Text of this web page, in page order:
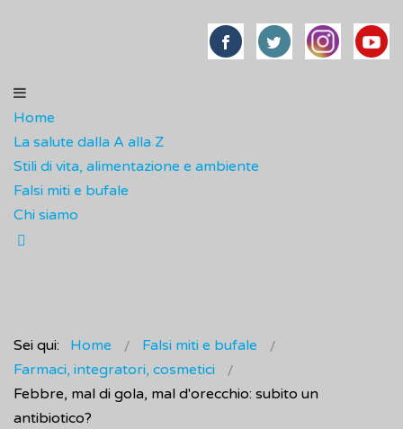
Home
La salute dalla A alla Z
Stili di vita, alimentazione e ambiente
Falsi miti e bufale
Chi siamo
Sei qui: Home
Falsi miti e bufale
Farmaci, integratori, cosmetici
Febbre, mal di gola, mal d'orecchio: subito un
antibiotico?